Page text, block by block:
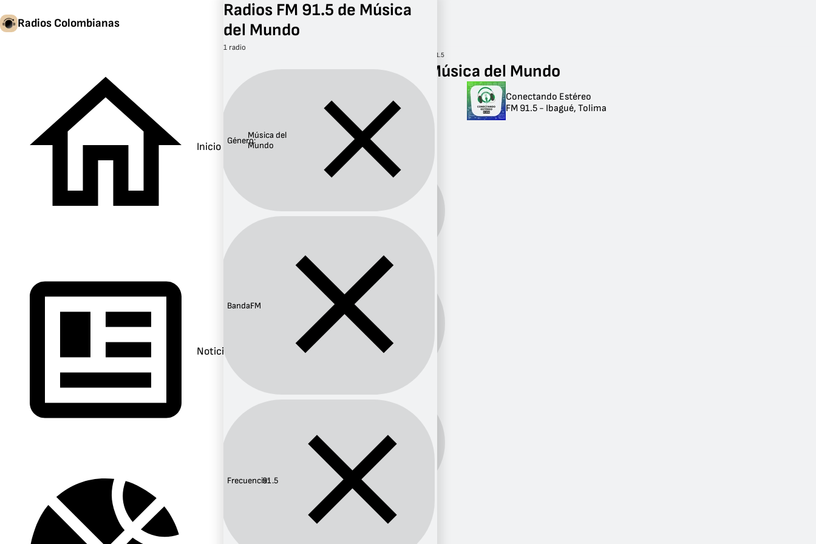
Radios Colombianas
Inicio
Noticias
FM 91.5
Radios FM 91.5 de Música del Mundo
Radios FM 91.5 de
Música del Mundo
Género:
del
Banda:
FM
Frecuencia:
Provincia
Conectando Estéreo
FM 91.5 - Ibagué, Tolima
Radios FM 91.5 de Música
del Mundo
1 radio
Género:Música del
Mundo
Banda:FM
Frecuencia:91.5